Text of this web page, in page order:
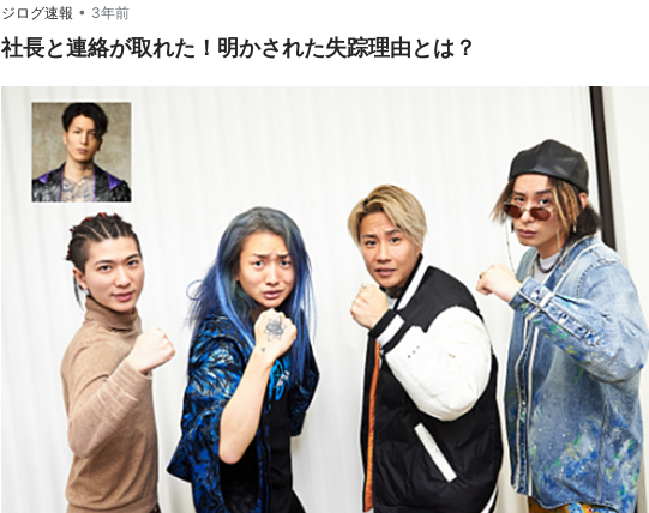
ジログ速報 • 3年前
社長と連絡が取れた！明かされた失踪理由とは？